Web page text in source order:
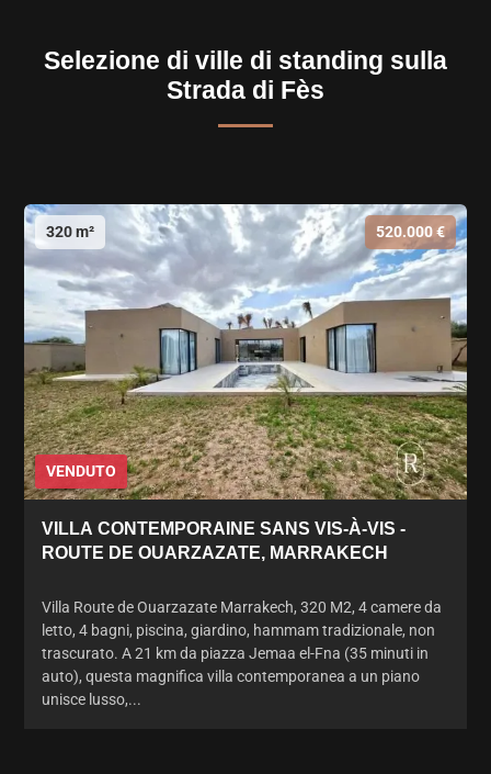
Selezione di ville di standing sulla
Strada di Fès
320 m² 520.000 €
VENDUTO
VILLA CONTEMPORAINE SANS VIS-À-VIS -
ROUTE DE OUARZAZATE, MARRAKECH
Villa Route de Ouarzazate Marrakech, 320 M2, 4 camere da
letto, 4 bagni, piscina, giardino, hammam tradizionale, non
trascurato. A 21 km da piazza Jemaa el-Fna (35 minuti in
auto), questa magnifica villa contemporanea a un piano
unisce lusso,...